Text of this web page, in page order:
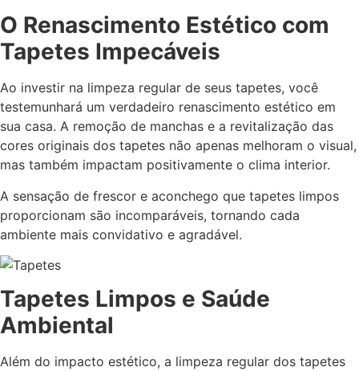
O Renascimento Estético com
Tapetes Impecáveis
Ao investir na limpeza regular de seus tapetes, você
testemunhará um verdadeiro renascimento estético em
sua casa. A remoção de manchas e a revitalização das
cores originais dos tapetes não apenas melhoram o visual,
mas também impactam positivamente o clima interior.
A sensação de frescor e aconchego que tapetes limpos
proporcionam são incomparáveis, tornando cada
ambiente mais convidativo e agradável.
Tapetes Limpos e Saúde
Ambiental
Além do impacto estético, a limpeza regular dos tapetes